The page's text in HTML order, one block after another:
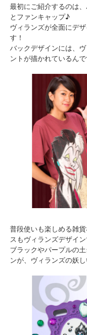
最初にご紹介するのは
とファンキャップ♪
ヴィランズが全面にデ
す！
バックデザインには、
ントが描かれているん
普段使いも楽しめる雑
スもヴィランズデザイン
ブラックやパープルの
ンが、ヴィランズの妖